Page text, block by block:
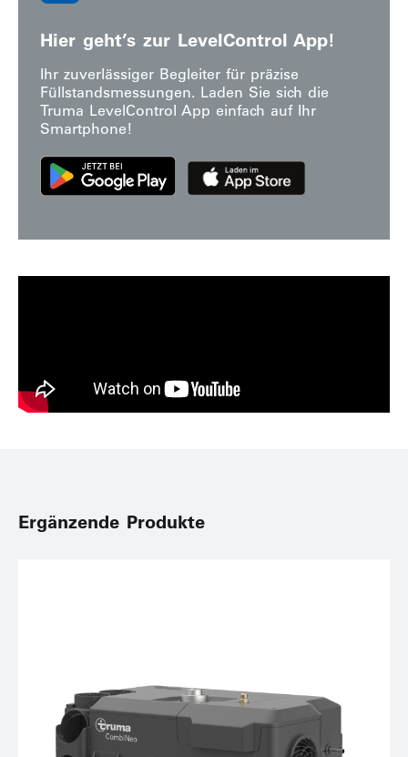
Hier geht’s zur LevelControl App!
Ihr zuverlässiger Begleiter für präzise
Füllstandsmessungen. Laden Sie sich die
Truma LevelControl App einfach auf Ihr
Smartphone!
Ergänzende Produkte